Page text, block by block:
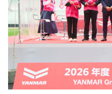
初めて観戦ガイド キッズ向けサ
観戦マナー&ルール ビジターサ
スタジアム
YANMAR HANASAKA STADIUM
DAZNで観戦
DAZNで観戦
サポートする
パートナー企業募集中 セレッソ
セレッソアイデアちょうだいな
Lise（ライセンスビジネス）
サステナビリティ
サステナビリティポリシー SDGs
活動レポート
SPORT POSITIVE
ファンクラブ
SAKURA SOCIO SAKURA POINT
まいセレチケット
会員規定 婚
ニュース
ニュース
すべて
ホームタウン
パートナー スポ
レディース
アカデミー